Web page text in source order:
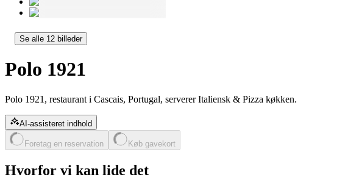
Se alle 12 billeder
Polo 1921
Polo 1921, restaurant i Cascais, Portugal, serverer Italiensk & Pizza køkken.
AI-assisteret indhold
Foretag en reservation Køb gavekort
Hvorfor vi kan lide det